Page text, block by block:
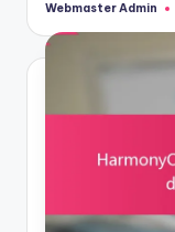
Posted
Webmaster Admin